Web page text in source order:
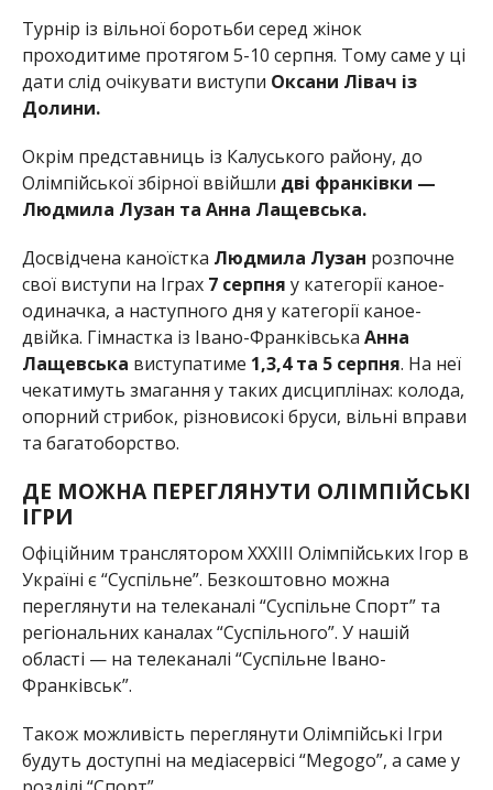
Турнір із вільної боротьби серед жінок
проходитиме протягом 5-10 серпня. Тому саме у ці
дати слід очікувати виступи Оксани Лівач із
Долини.
Окрім представниць із Калуського району, до
Олімпійської збірної ввійшли дві франківки —
Людмила Лузан та Анна Лащевська.
Досвідчена каноїстка Людмила Лузан розпочне
свої виступи на Іграх 7 серпня у категорії каное-
одиначка, а наступного дня у категорії каное-
двійка. Гімнастка із Івано-Франківська Анна
Лащевська виступатиме 1,3,4 та 5 серпня. На неї
чекатимуть змагання у таких дисциплінах: колода,
опорний стрибок, різновисокі бруси, вільні вправи
та багатоборство.
ДЕ МОЖНА ПЕРЕГЛЯНУТИ ОЛІМПІЙСЬКІ
ІГРИ
Офіційним транслятором ХХХІІІ Олімпійських Ігор в
Україні є “Суспільне”. Безкоштовно можна
переглянути на телеканалі “Суспільне Спорт” та
регіональних каналах “Суспільного”. У нашій
області — на телеканалі “Суспільне Івано-
Франківськ”.
Також можливість переглянути Олімпійські Ігри
будуть доступні на медіасервісі “Меgogo”, а саме у